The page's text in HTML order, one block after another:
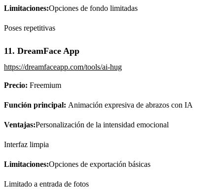
Limitaciones:Opciones de fondo limitadas
Poses repetitivas
11. DreamFace App
https://dreamfaceapp.com/tools/ai-hug
Precio: Freemium
Función principal: Animación expresiva de abrazos con IA
Ventajas:Personalización de la intensidad emocional
Interfaz limpia
Limitaciones:Opciones de exportación básicas
Limitado a entrada de fotos